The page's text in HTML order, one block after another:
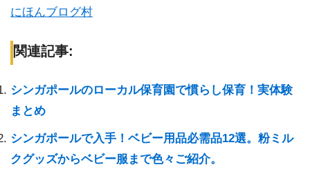
にほんブログ村
関連記事:
シンガポールのローカル保育園で慣らし保育！実体験
まとめ
シンガポールで入手！ベビー用品必需品12選。粉ミル
クグッズからベビー服まで色々ご紹介。